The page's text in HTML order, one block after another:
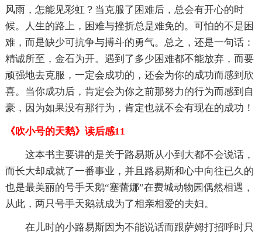
风雨，怎能见彩虹？当克服了困难后，总会有开心的时
候。人生的路上，困难与挫折总是难免的。可怕的不是困
难，而是缺少可抗争与搏斗的勇气。总之，还是一句话：
精诚所至，金石为开。遇到了多少困难都不能放弃，而要
顽强地去克服，一定会成功的，还会为你的成功而感到欣
喜。当你成功后，肯定会为你之前那努力的行为而感到自
豪，因为如果没有那行为，肯定也就不会有现在的成功！
《吹小号的天鹅》读后感11
这本书主要讲的是关于路易斯从小到大都不会说话，
而长大却成就了一番事业，并且路易斯和心中向往已久的
也是最美丽的号手天鹅“塞蕾娜”在费城动物园偶然相遇，
从此，两只号手天鹅就成为了相亲相爱的夫妇。
在儿时的小路易斯因为不能说话而跟萨姆打招呼时只